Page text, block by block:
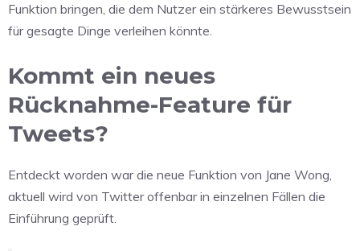
Funktion bringen, die dem Nutzer ein stärkeres Bewusstsein
für gesagte Dinge verleihen könnte.
Kommt ein neues
Rücknahme-Feature für
Tweets?
Entdeckt worden war die neue Funktion von Jane Wong,
aktuell wird von Twitter offenbar in einzelnen Fällen die
Einführung geprüft.